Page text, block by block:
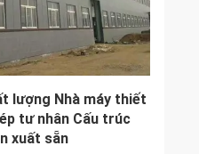
40x60 với cấu
kho dự chế